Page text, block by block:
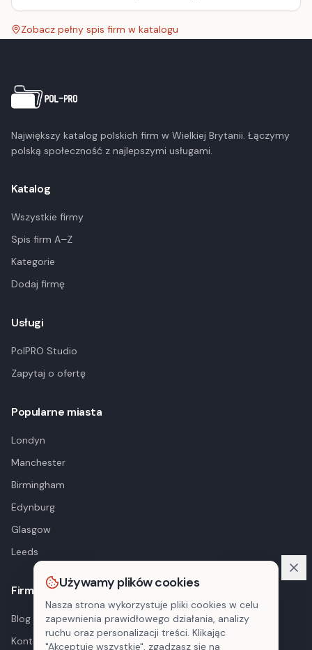
Zobacz pełny spis firm w katalogu
Największy katalog polskich firm w Wielkiej Brytanii. Łączymy
polską społeczność z najlepszymi usługami.
Katalog
Wszystkie firmy
Spis firm A–Z
Kategorie
Dodaj firmę
Usługi
PolPRO Studio
Zapytaj o ofertę
Popularne miasta
Londyn
Manchester
Birmingham
Edynburg
Glasgow
Leeds
Firma
Blog
Kontakt
Używamy plików cookies
Nasza strona wykorzystuje pliki cookies w celu
zapewnienia prawidłowego działania, analizy
ruchu oraz personalizacji treści. Klikając
"Akceptuję wszystkie", zgadzasz się na